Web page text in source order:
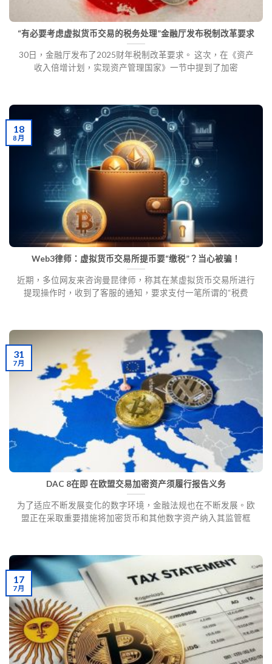
“有必要考虑虚拟货币交易的税务处理”金融厅发布税制改革要求
30日，金融厅发布了2025财年税制改革要求。 这次，在《资产
收入倍增计划，实现资产管理国家》一节中提到了加密
Web3律师：虚拟货币交易所提币要“缴税”？当心被骗！
近期，多位网友来咨询曼昆律师，称其在某虚拟货币交易所进行
提现操作时，收到了客服的通知，要求支付一笔所谓的“税费
18
8 月
DAC 8在即 在欧盟交易加密资产须履行报告义务
为了适应不断发展变化的数字环境，金融法规也在不断发展。欧
盟正在采取重要措施将加密货币和其他数字资产纳入其监管框
31
7 月
17
7 月